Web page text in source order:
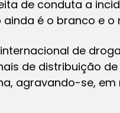
de conduta a
é o branco e o
de
de distribuição
agravando-se,